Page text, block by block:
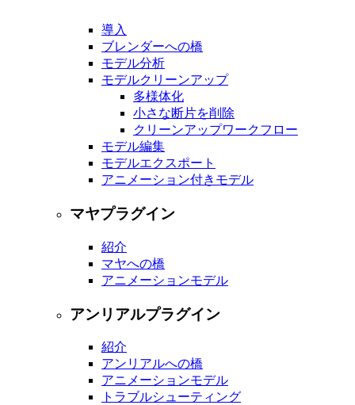
導入
ブレンダーへの橋
モデル分析
モデルクリーンアップ
多様体化
小さな断片を削除
クリーンアップワークフロー
モデル編集
モデルエクスポート
アニメーション付きモデル
マヤプラグイン
紹介
マヤへの橋
アニメーションモデル
アンリアルプラグイン
紹介
アンリアルへの橋
アニメーションモデル
トラブルシューティング